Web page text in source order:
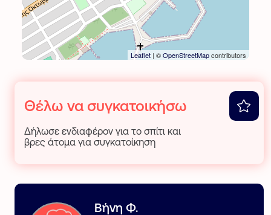
Leaflet | ©OpenStreetMapcontributors
Θέλω να συγκατοικήσω
Δήλωσε ενδιαφέρον για το σπίτι και
βρες άτομα για συγκατοίκηση
Βήνη Φ.